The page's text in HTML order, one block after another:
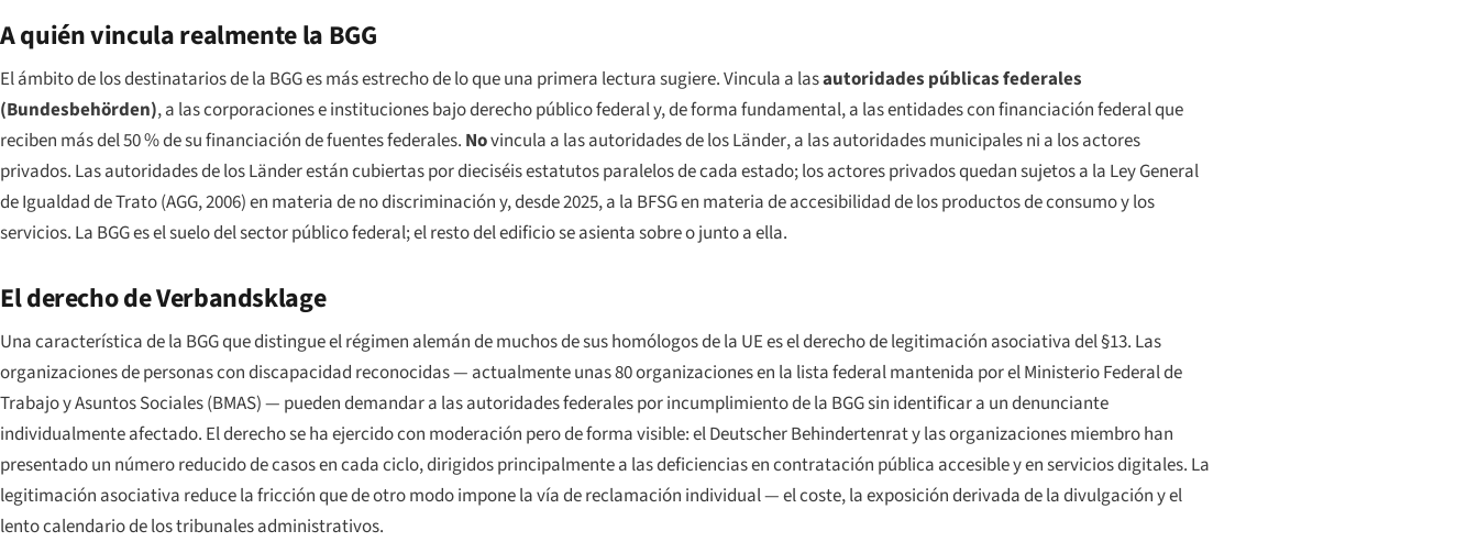
A quién vincula realmente la BGG
El ámbito de los destinatarios de la BGG es más estrecho de lo que una primera lectura sugiere. Vincula a lasautoridades públicas federales
(Bundesbehörden), a las corporaciones e instituciones bajo derecho público federal y, de forma fundamental, a las entidades con financiación federal que
reciben más del 50 % de su financiación de fuentes federales. Novincula a las autoridades de losLänder, a las autoridades municipales ni a los actores
privados. Las autoridades de losLänderestán cubiertas por dieciséis estatutos paralelos de cada estado; los actores privados quedan sujetos a la Ley General
de Igualdad de Trato (AGG, 2006) en materia de no discriminación y, desde 2025, a la BFSG en materia de accesibilidad de los productos de consumo y los
servicios. La BGG es el suelo del sector público federal; el resto del edificio se asienta sobre o junto a ella.
El derecho deVerbandsklage
Una característica de la BGG que distingue el régimen alemán de muchos de sus homólogos de la UE es el derecho de legitimación asociativa del §13. Las
organizaciones de personas con discapacidad reconocidas — actualmente unas 80 organizaciones en la lista federal mantenida por el Ministerio Federal de
Trabajo y Asuntos Sociales (BMAS) — pueden demandar a las autoridades federales por incumplimiento de la BGG sin identificar a un denunciante
individualmente afectado. El derecho se ha ejercido con moderación pero de forma visible: elDeutscher Behindertenraty las organizaciones miembro han
presentado un número reducido de casos en cada ciclo, dirigidos principalmente a las deficiencias en contratación pública accesible y en servicios digitales. La
legitimación asociativa reduce la fricción que de otro modo impone la vía de reclamación individual — el coste, la exposición derivada de la divulgación y el
lento calendario de los tribunales administrativos.